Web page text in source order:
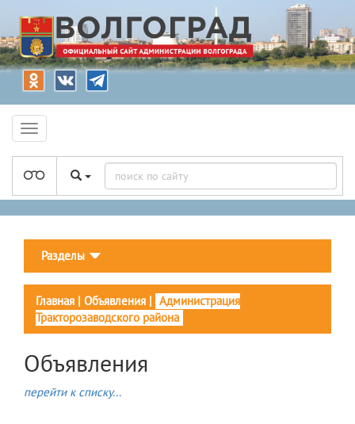
Разделы
Главная | Объявления | Администрация
Тракторозаводского района
Объявления
перейти к списку...